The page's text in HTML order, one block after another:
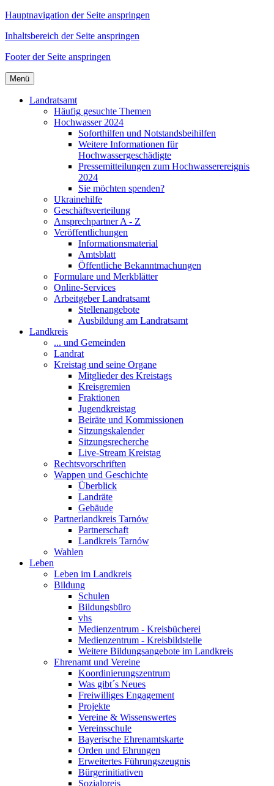
Hauptnavigation der Seite anspringen
Inhaltsbereich der Seite anspringen
Footer der Seite anspringen
Menü
Landratsamt
Häufig gesuchte Themen
Hochwasser 2024
Soforthilfen und Notstandsbeihilfen
Weitere Informationen für
Hochwassergeschädigte
Pressemitteilungen zum Hochwasserereignis
2024
Sie möchten spenden?
Ukrainehilfe
Geschäftsverteilung
Ansprechpartner A - Z
Veröffentlichungen
Informationsmaterial
Amtsblatt
Öffentliche Bekanntmachungen
Formulare und Merkblätter
Online-Services
Arbeitgeber Landratsamt
Stellenangebote
Ausbildung am Landratsamt
Landkreis
... und Gemeinden
Landrat
Kreistag und seine Organe
Mitglieder des Kreistags
Kreisgremien
Fraktionen
Jugendkreistag
Beiräte und Kommissionen
Sitzungskalender
Sitzungsrecherche
Live-Stream Kreistag
Rechtsvorschriften
Wappen und Geschichte
Überblick
Landräte
Gebäude
Partnerlandkreis Tarnów
Partnerschaft
Landkreis Tarnów
Wahlen
Leben
Leben im Landkreis
Bildung
Schulen
Bildungsbüro
vhs
Medienzentrum - Kreisbücherei
Medienzentrum - Kreisbildstelle
Weitere Bildungsangebote im Landkreis
Ehrenamt und Vereine
Koordinierungszentrum
Was gibt´s Neues
Freiwilliges Engagement
Projekte
Vereine & Wissenswertes
Vereinsschule
Bayerische Ehrenamtskarte
Orden und Ehrungen
Erweitertes Führungszeugnis
Bürgerinitiativen
Sozialpreis